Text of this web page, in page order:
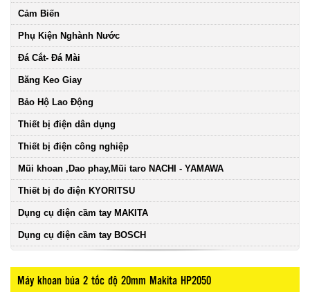
Cảm Biến
Phụ Kiện Nghành Nước
Đá Cắt- Đá Mài
Băng Keo Giay
Bảo Hộ Lao Động
Thiết bị điện dân dụng
Thiết bị điện công nghiệp
Mũi khoan ,Dao phay,Mũi taro NACHI - YAMAWA
Thiết bị đo điện KYORITSU
Dụng cụ điện cầm tay MAKITA
Dụng cụ điện cầm tay BOSCH
Máy khoan búa 2 tốc độ 20mm Makita HP2050